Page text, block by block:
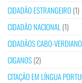
CIDADÃO ESTRANGEIRO (1)
CIDADÃO NACIONAL(1)
CIDADÃOS CABO-
CIGANOS(2)
CITAÇÃO EM LÍNGUA